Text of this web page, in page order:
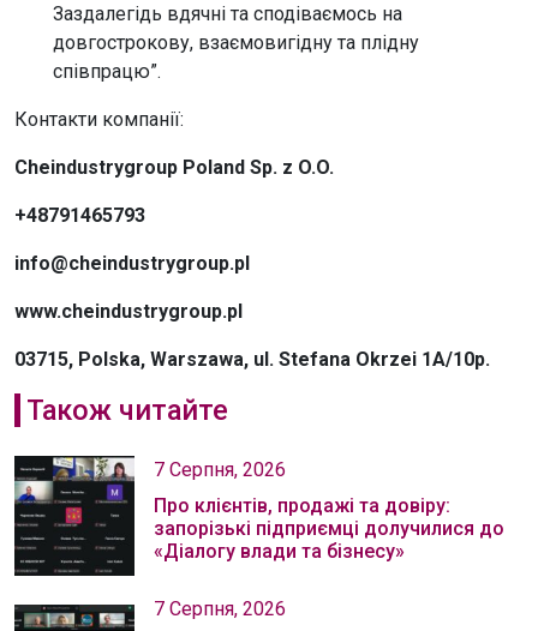
Заздалегідь вдячні та сподіваємось на
довгострокову, взаємовигідну та плідну
співпрацю”.
Контакти компанії:
Cheindustrygroup Poland Sp. z O.O.
+48791465793
info@cheindustrygroup.pl
www.cheindustrygroup.pl
03715, Polska, Warszawa, ul. Stefana Okrzei 1A/10p.
Також читайте
7 Серпня, 2026
Про клієнтів, продажі та довіру:
запорізькі підприємці долучилися до
«Діалогу влади та бізнесу»
7 Серпня, 2026